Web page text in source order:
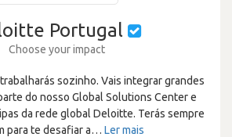
Portugal
Choose your impact
sozinho. Vais integrar grandes
do nosso Global Solutions Center e
da rede global Deloitte. Terás sempre
para te desafiar a… Ler mais